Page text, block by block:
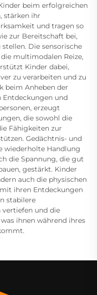
beim erfolgreichen
stärken ihr
und tragen so
zur Bereitschaft bei,
Die sensorische
multimodalen Reize,
Kinder dabei,
zu verarbeiten und zu
beim Anheben der
und
erzeugt
die sowohl die
Fähigkeiten zur
Gedächtnis- und
wiederholte Handlung
die Spannung, die gut
gestärkt. Kinder
auch die physischen
ihren Entdeckungen
stabilere
vertiefen und die
ihnen während ihres